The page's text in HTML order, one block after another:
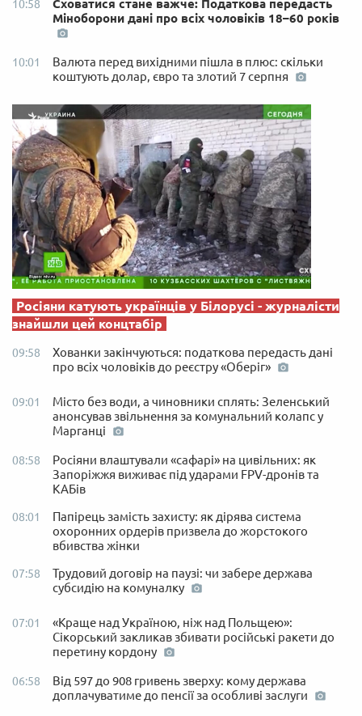
10:58
Сховатися стане важче: Податкова передасть
Міноборони дані про всіх чоловіків 18–60 років
10:01
Валюта перед вихідними пішла в плюс: скільки
коштують долар, євро та злотий 7 серпня
Росіяни катують українців у Білорусі - журналісти
знайшли цей концтабір
09:58
Хованки закінчуються: податкова передасть дані
про всіх чоловіків до реєстру «Оберіг»
09:01
Місто без води, а чиновники сплять: Зеленський
анонсував звільнення за комунальний колапс у
Марганці
08:58
Росіяни влаштували «сафарі» на цивільних: як
Запоріжжя виживає під ударами FPV-дронів та
КАБів
08:01
Папірець замість захисту: як дірява система
охоронних ордерів призвела до жорстокого
вбивства жінки
07:58
Трудовий договір на паузі: чи забере держава
субсидію на комуналку
07:01
«Краще над Україною, ніж над Польщею»:
Сікорський закликав збивати російські ракети до
перетину кордону
06:58
Від 597 до 908 гривень зверху: кому держава
доплачуватиме до пенсії за особливі заслуги